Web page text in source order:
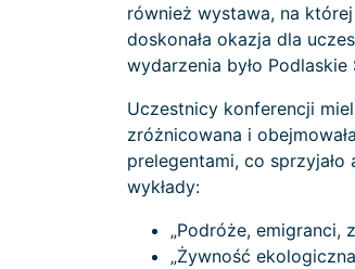
również wystawa, na
doskonała okazja dla
wydarzenia było
Uczestnicy konferencji
zróżnicowana i
prelegentami, co
wykłady:
„Podróże, emigranci,
„Żywność